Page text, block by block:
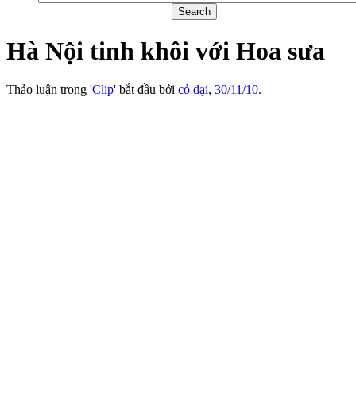
Hà Nội tinh khôi với Hoa sưa
Thảo luận trong 'Clip' bắt đầu bởi cỏ dại, 30/11/10.